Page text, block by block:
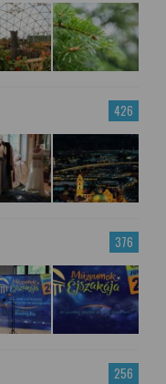
426
376
256